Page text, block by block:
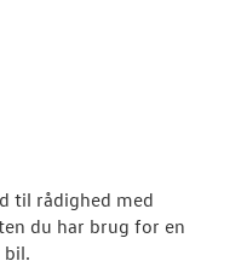
til rådighed med
du har brug for en
bil.